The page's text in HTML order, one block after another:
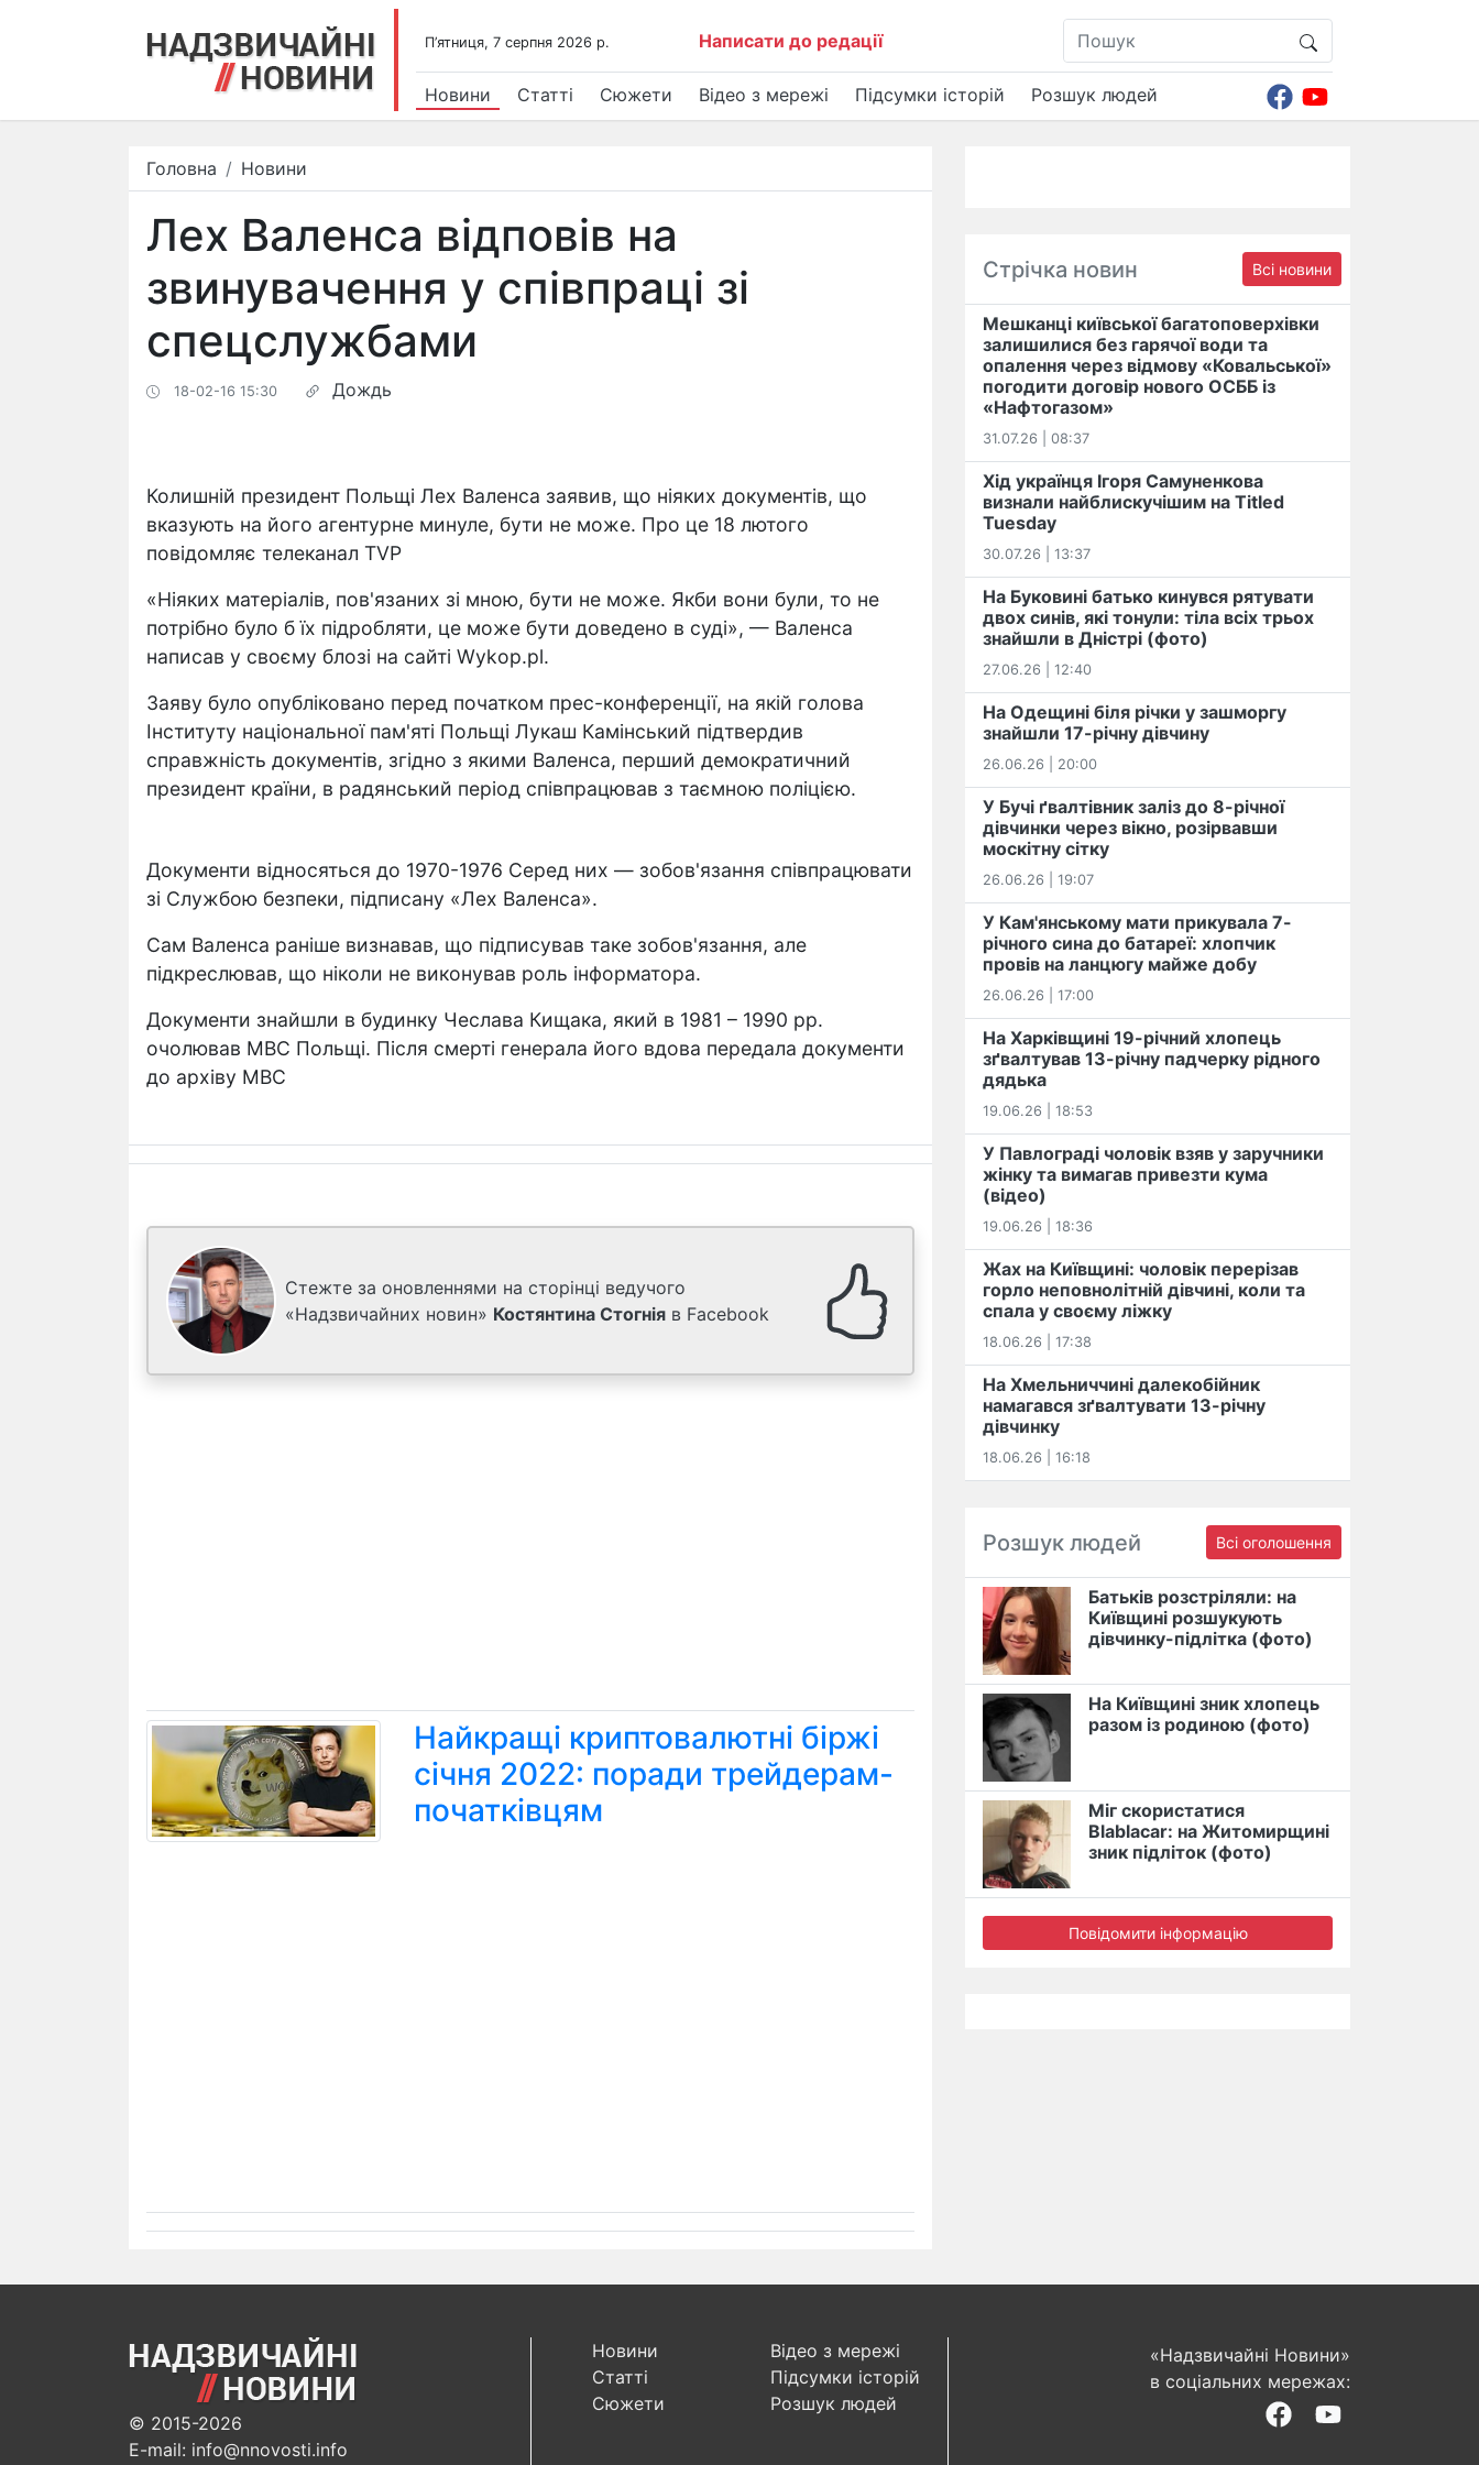
П’ятниця, 7 серпня 2026 р. Написати до редації
Новини Статті Сюжети Відео з мережі Підсумки історій Розшук людей
Головна Новини
Лех Валенса відповів на
звинувачення у співпраці зі
спецслужбами
18-02-16 15:30 Дождь
Колишній президент Польщі Лех Валенса заявив, що ніяких документів, що
вказують на його агентурне минуле, бути не може. Про це 18 лютого
повідомляє телеканал TVP
«Ніяких матеріалів, пов'язаних зі мною, бути не може. Якби вони були, то не
потрібно було б їх підробляти, це може бути доведено в суді», — Валенса
написав у своєму блозі на сайті Wykop.pl.
Заяву було опубліковано перед початком прес-конференції, на якій голова
Інституту національної пам'яті Польщі Лукаш Камінський підтвердив
справжність документів, згідно з якими Валенса, перший демократичний
президент країни, в радянський період співпрацював з таємною поліцією.
Документи відносяться до 1970-1976 Серед них — зобов'язання співпрацювати
зі Службою безпеки, підписану «Лех Валенса».
Сам Валенса раніше визнавав, що підписував таке зобов'язання, але
підкреслював, що ніколи не виконував роль інформатора.
Документи знайшли в будинку Чеслава Кищака, який в 1981 – 1990 рр.
очолював МВС Польщі. Після смерті генерала його вдова передала документи
до архіву МВС
Стежте за оновленнями на сторінці ведучого
«Надзвичайних новин» Костянтина Стогнія в Facebook
Найкращі криптовалютні біржі
січня 2022: поради трейдерам-
початківцям
Стрічка новин Всі новини
Мешканці київської багатоповерхівки
залишилися без гарячої води та
опалення через відмову «Ковальської»
погодити договір нового ОСББ із
«Нафтогазом»
31.07.26 | 08:37
Хід українця Ігоря Самуненкова
визнали найблискучішим на Titled
Tuesday
30.07.26 | 13:37
На Буковині батько кинувся рятувати
двох синів, які тонули: тіла всіх трьох
знайшли в Дністрі (фото)
27.06.26 | 12:40
На Одещині біля річки у зашморгу
знайшли 17-річну дівчину
26.06.26 | 20:00
У Бучі ґвалтівник заліз до 8-річної
дівчинки через вікно, розірвавши
москітну сітку
26.06.26 | 19:07
У Кам'янському мати прикувала 7-
річного сина до батареї: хлопчик
провів на ланцюгу майже добу
26.06.26 | 17:00
На Харківщині 19-річний хлопець​
️зґвалтував 13-річну падчерку рідного
дядька
19.06.26 | 18:53
У Павлограді чоловік взяв у заручники
жінку та вимагав привезти кума
(відео)
19.06.26 | 18:36
Жах на Київщині: чоловік перерізав
горло неповнолітній дівчині, коли та
спала у своєму ліжку
18.06.26 | 17:38
На Хмельниччині далекобійник
намагався зґвалтувати 13-річну
дівчинку
18.06.26 | 16:18
Розшук людей Всі оголошення
Батьків розстріляли: на
Київщині розшукують
дівчинку-підлітка (фото)
На Київщині зник хлопець
разом із родиною (фото)
Міг скористатися
Blablacar: на Житомирщині
зник підліток (фото)
Повідомити інформацію
© 2015-2026
E-mail: info@nnovosti.info
Новини
Статті
Сюжети
Відео з мережі
Підсумки історій
Розшук людей
«Надзвичайні Новини»
в соціальних мережах: